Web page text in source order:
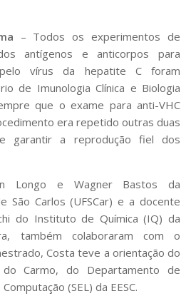
– Todos os experimentos de
antígenos e anticorpos para
vírus da hepatite C foram
de Imunologia Clínica e Biologia
que o exame para anti-VHC
era repetido outras duas
garantir a reprodução fiel dos
Longo e Wagner Bastos da
São Carlos (UFSCar) e a docente
do Instituto de Química (IQ) da
também colaboraram com o
Costa teve a orientação do
Carmo, do Departamento de
(SEL) da EESC.